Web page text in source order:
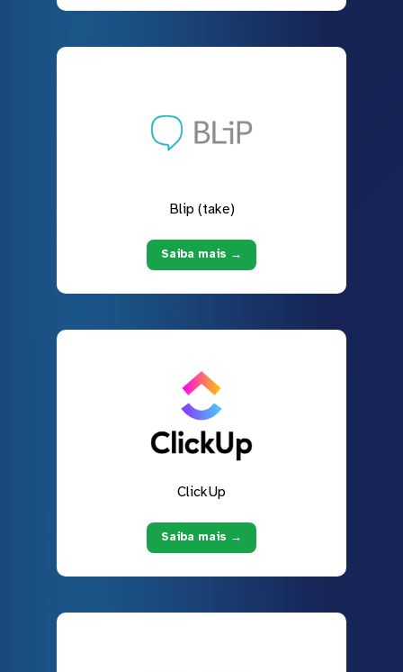
Blip (take)
Saiba mais →
ClickUp
Saiba mais →